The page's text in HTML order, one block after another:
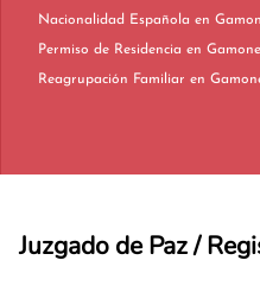
Nacionalidad Española en
Permiso de Residencia en
Reagrupación Familiar en
Juzgado de Paz /